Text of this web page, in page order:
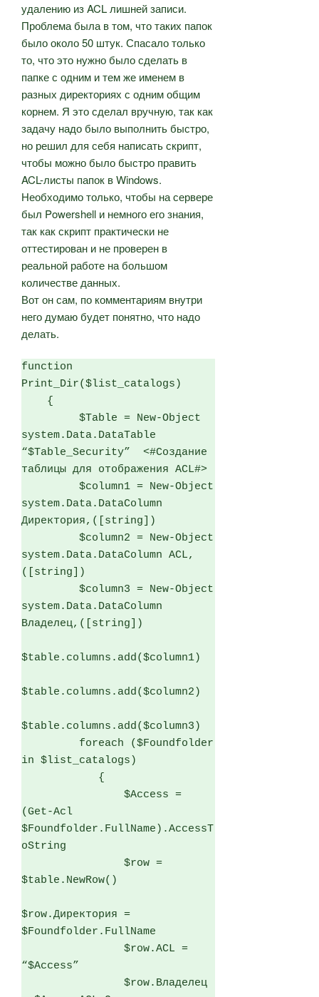
удалению из ACL лишней записи.
Проблема была в том, что таких папок
было около 50 штук. Спасало только
то, что это нужно было сделать в
папке с одним и тем же именем в
разных директориях с одним общим
корнем. Я это сделал вручную, так как
задачу надо было выполнить быстро,
но решил для себя написать скрипт,
чтобы можно было быстро править
ACL-листы папок в Windows.
Необходимо только, чтобы на сервере
был Powershell и немного его знания,
так как скрипт практически не
оттестирован и не проверен в
реальной работе на большом
количестве данных.
Вот он сам, по комментариям внутри
него думаю будет понятно, что надо
делать.
function
Print_Dir($list_catalogs)
system.Data.DataTable
“$Table_Security”  <#Создание
таблицы для отображения ACL#>
system.Data.DataColumn
Директория,([string])
system.Data.DataColumn ACL,
([string])
system.Data.DataColumn
Владелец,([string])
$table.columns.add($column1)
$table.columns.add($column2)
$table.columns.add($column3)
in $list_catalogs)
(Get-Acl
$Foundfolder.FullName).AccessT
oString
$table.NewRow()
$row.Директория =
$Foundfolder.FullName
“$Access”